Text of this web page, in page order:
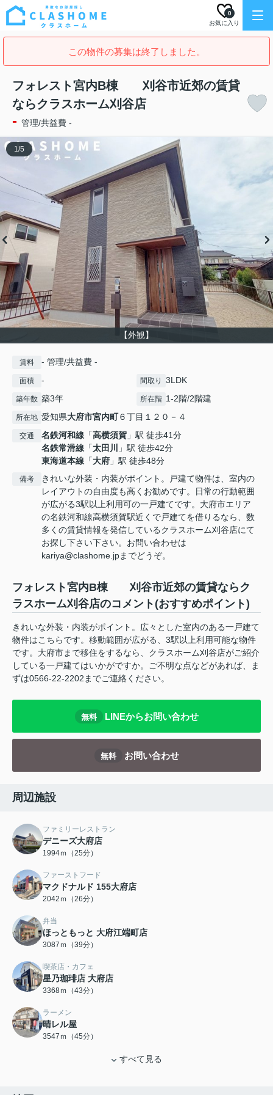
お気に入り
0
この物件の募集は終了しました。
フォレスト宮内B棟 刈谷市近郊の賃貸
ならクラスホーム刈谷店
- 管理/共益費 -
【外観】
1/5
賃料 - 管理/共益費 -
面積 - 間取り 3LDK
築年数 築3年 所在階 1-2階/2階建
所在地 愛知県大府市宮内町６丁目１２０－４
交通 名鉄河和線 「高横須賀 」駅 徒歩41分
名鉄常滑線 「太田川
」駅 徒歩42分
東海道本線 「大府 」駅 徒歩48分
備考
きれいな外装・内装がポイント。戸建て物件は、室内の
レイアウトの自由度も高くお勧めです。日常の行動範囲
が広がる3駅以上利用可の一戸建てです。大府市エリア
の名鉄河和線高横須賀駅近くで戸建てを借りるなら、数
多くの賃貸情報を発信しているクラスホーム刈谷店にて
お探し下さい下さい。お問い合わせは
kariya@clashome.jpまでどうぞ。
フォレスト宮内B棟 刈谷市近郊の賃貸ならク
ラスホーム刈谷店のコメント(おすすめポイント)
きれいな外装・内装がポイント。広々とした室内のある一戸建て
物件はこちらです。移動範囲が広がる、3駅以上利用可能な物件
です。大府市まで移住をするなら、クラスホーム刈谷店がご紹介
している一戸建てはいかがですか。ご不明な点などがあれば、ま
ずは0566-22-2202までご連絡ください。
無料 LINEからお問い合わせ
無料 お問い合わせ
周辺施設
ファミリーレストラン
デニーズ大府店
1994ｍ（25分）
ファーストフード
マクドナルド 155大府店
2042ｍ（26分）
弁当
ほっともっと 大府江端町店
3087ｍ（39分）
喫茶店・カフェ
星乃珈琲店 大府店
3368ｍ（43分）
ラーメン
晴レル屋
3547ｍ（45分）
すべて見る